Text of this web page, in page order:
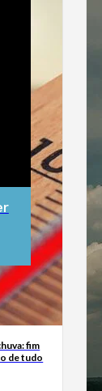
fim
de tudo